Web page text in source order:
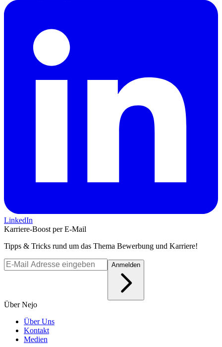
LinkedIn
Karriere-Boost per E-Mail
Tipps & Tricks rund um das Thema Bewerbung und Karriere!
Anmelden
Über Nejo
Über Uns
Kontakt
Medien